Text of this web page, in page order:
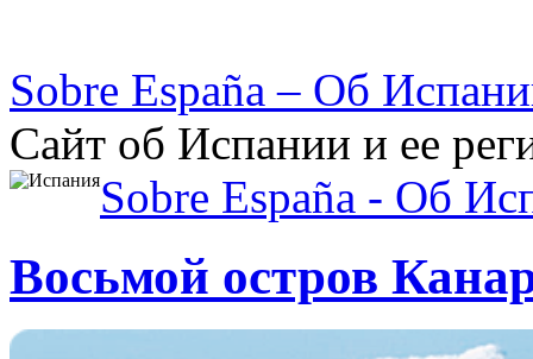
Sobre España – Об
Сайт об Испании и ее
Sobre España - Об
Восьмой остров